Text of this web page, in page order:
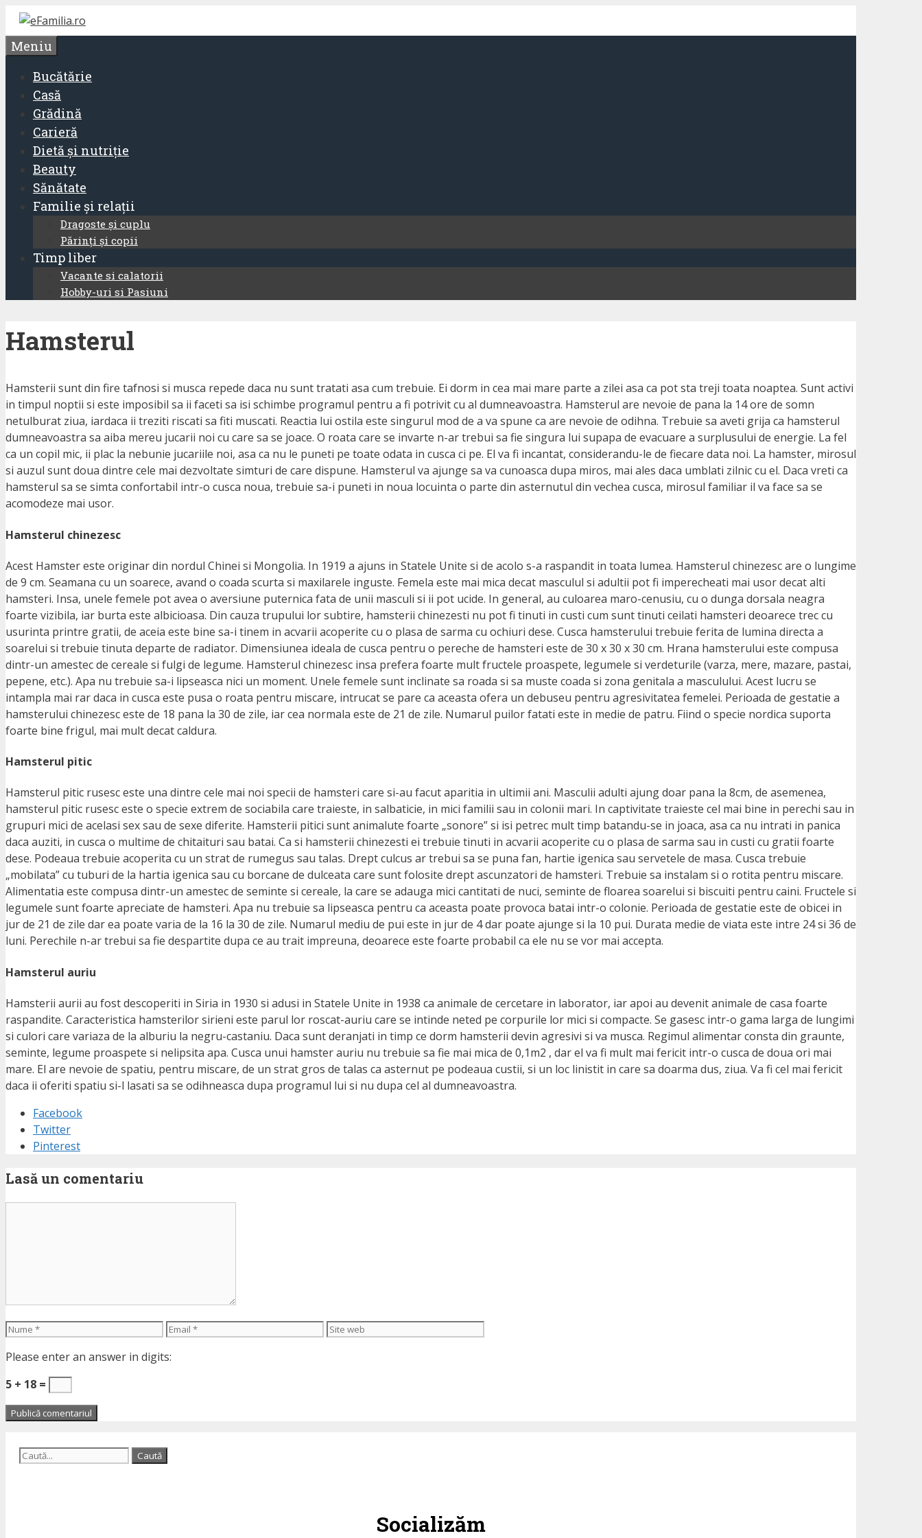
Sari
conținut
Meniu
Bucătărie
Casă
Grădină
Carieră
Dietă și nutriție
Beauty
Sănătate
Familie și relații
Dragoste și cuplu
Părinți și copii
Timp liber
Vacante si calatorii
Hobby-uri si Pasiuni
Hamsterul
Hamsterii sunt din fire tafnosi si musca repede daca nu sunt tratati asa cum trebuie. Ei dorm in cea mai mare parte a zilei asa ca pot sta treji toata noaptea. Sunt activi
in timpul noptii si este imposibil sa ii faceti sa isi schimbe programul pentru a fi potrivit cu al dumneavoastra. Hamsterul are nevoie de pana la 14 ore de somn
netulburat ziua, iardaca ii treziti riscati sa fiti muscati. Reactia lui ostila este singurul mod de a va spune ca are nevoie de odihna. Trebuie sa aveti grija ca hamsterul
dumneavoastra sa aiba mereu jucarii noi cu care sa se joace. O roata care se invarte n-ar trebui sa fie singura lui supapa de evacuare a surplusului de energie. La fel
ca un copil mic, ii plac la nebunie jucariile noi, asa ca nu le puneti pe toate odata in cusca ci pe. El va fi incantat, considerandu-le de fiecare data noi. La hamster, mirosul
si auzul sunt doua dintre cele mai dezvoltate simturi de care dispune. Hamsterul va ajunge sa va cunoasca dupa miros, mai ales daca umblati zilnic cu el. Daca vreti ca
hamsterul sa se simta confortabil intr-o cusca noua, trebuie sa-i puneti in noua locuinta o parte din asternutul din vechea cusca, mirosul familiar il va face sa se
acomodeze mai usor.
Hamsterul chinezesc
Acest Hamster este originar din nordul Chinei si Mongolia. In 1919 a ajuns in Statele Unite si de acolo s-a raspandit in toata lumea. Hamsterul chinezesc are o lungime
de 9 cm. Seamana cu un soarece, avand o coada scurta si maxilarele inguste. Femela este mai mica decat masculul si adultii pot fi imperecheati mai usor decat alti
hamsteri. Insa, unele femele pot avea o aversiune puternica fata de unii masculi si ii pot ucide. In general, au culoarea maro-cenusiu, cu o dunga dorsala neagra
foarte vizibila, iar burta este albicioasa. Din cauza trupului lor subtire, hamsterii chinezesti nu pot fi tinuti in custi cum sunt tinuti ceilati hamsteri deoarece trec cu
usurinta printre gratii, de aceia este bine sa-i tinem in acvarii acoperite cu o plasa de sarma cu ochiuri dese. Cusca hamsterului trebuie ferita de lumina directa a
soarelui si trebuie tinuta departe de radiator. Dimensiunea ideala de cusca pentru o pereche de hamsteri este de 30 x 30 x 30 cm. Hrana hamsterului este compusa
dintr-un amestec de cereale si fulgi de legume. Hamsterul chinezesc insa prefera foarte mult fructele proaspete, legumele si verdeturile (varza, mere, mazare, pastai,
pepene, etc.). Apa nu trebuie sa-i lipseasca nici un moment. Unele femele sunt inclinate sa roada si sa muste coada si zona genitala a masculului. Acest lucru se
intampla mai rar daca in cusca este pusa o roata pentru miscare, intrucat se pare ca aceasta ofera un debuseu pentru agresivitatea femelei. Perioada de gestatie a
hamsterului chinezesc este de 18 pana la 30 de zile, iar cea normala este de 21 de zile. Numarul puilor fatati este in medie de patru. Fiind o specie nordica suporta
foarte bine frigul, mai mult decat caldura.
Hamsterul pitic
Hamsterul pitic rusesc este una dintre cele mai noi specii de hamsteri care si-au facut aparitia in ultimii ani. Masculii adulti ajung doar pana la 8cm, de asemenea,
hamsterul pitic rusesc este o specie extrem de sociabila care traieste, in salbaticie, in mici familii sau in colonii mari. In captivitate traieste cel mai bine in perechi sau in
grupuri mici de acelasi sex sau de sexe diferite. Hamsterii pitici sunt animalute foarte „sonore” si isi petrec mult timp batandu-se in joaca, asa ca nu intrati in panica
daca auziti, in cusca o multime de chitaituri sau batai. Ca si hamsterii chinezesti ei trebuie tinuti in acvarii acoperite cu o plasa de sarma sau in custi cu gratii foarte
dese. Podeaua trebuie acoperita cu un strat de rumegus sau talas. Drept culcus ar trebui sa se puna fan, hartie igenica sau servetele de masa. Cusca trebuie
„mobilata” cu tuburi de la hartia igenica sau cu borcane de dulceata care sunt folosite drept ascunzatori de hamsteri. Trebuie sa instalam si o rotita pentru miscare.
Alimentatia este compusa dintr-un amestec de seminte si cereale, la care se adauga mici cantitati de nuci, seminte de floarea soarelui si biscuiti pentru caini. Fructele si
legumele sunt foarte apreciate de hamsteri. Apa nu trebuie sa lipseasca pentru ca aceasta poate provoca batai intr-o colonie. Perioada de gestatie este de obicei in
jur de 21 de zile dar ea poate varia de la 16 la 30 de zile. Numarul mediu de pui este in jur de 4 dar poate ajunge si la 10 pui. Durata medie de viata este intre 24 si 36 de
luni. Perechile n-ar trebui sa fie despartite dupa ce au trait impreuna, deoarece este foarte probabil ca ele nu se vor mai accepta.
Hamsterul auriu
Hamsterii aurii au fost descoperiti in Siria in 1930 si adusi in Statele Unite in 1938 ca animale de cercetare in laborator, iar apoi au devenit animale de casa foarte
raspandite. Caracteristica hamsterilor sirieni este parul lor roscat-auriu care se intinde neted pe corpurile lor mici si compacte. Se gasesc intr-o gama larga de lungimi
si culori care variaza de la alburiu la negru-castaniu. Daca sunt deranjati in timp ce dorm hamsterii devin agresivi si va musca. Regimul alimentar consta din graunte,
seminte, legume proaspete si nelipsita apa. Cusca unui hamster auriu nu trebuie sa fie mai mica de 0,1m2 , dar el va fi mult mai fericit intr-o cusca de doua ori mai
mare. El are nevoie de spatiu, pentru miscare, de un strat gros de talas ca asternut pe podeaua custii, si un loc linistit in care sa doarma dus, ziua. Va fi cel mai fericit
daca ii oferiti spatiu si-l lasati sa se odihneasca dupa programul lui si nu dupa cel al dumneavoastra.
Facebook
Twitter
Pinterest
Lasă un comentariu
Nume Email
Site
Please enter an answer in digits:
5 + 18 =
Caută
Socializăm